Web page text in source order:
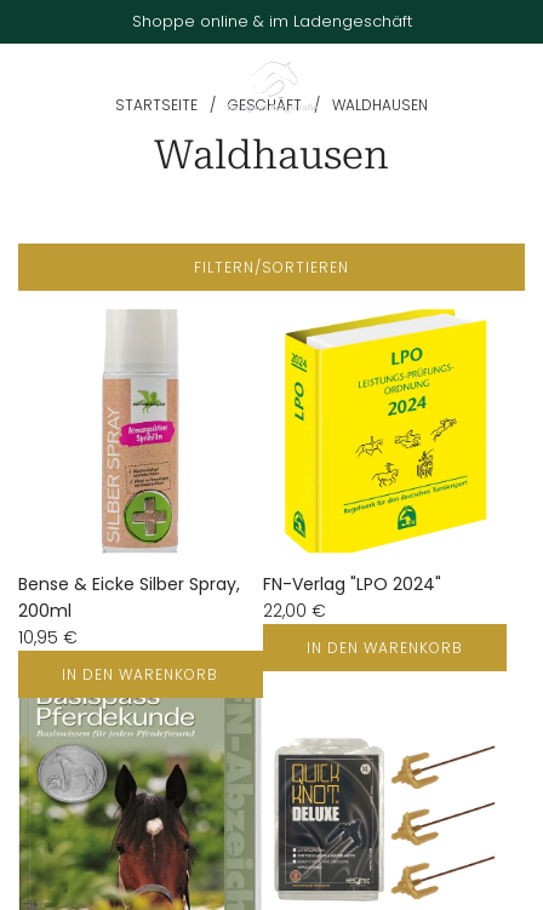
Shoppe online & im Ladengeschäft
STARTSEITE / GESCHÄFT / WALDHAUSEN
Waldhausen
FILTERN/SORTIEREN
Bense & Eicke Silber Spray,
200ml
10,95 €
IN DEN WARENKORB
FN-Verlag "LPO 2024"
22,00 €
IN DEN WARENKORB